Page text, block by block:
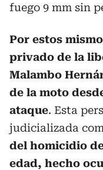
fuego 9 mm sin
Por estos
privado de la
Malambo
de la moto
ataque. Esta
judicializada
del homicidio
edad, hecho